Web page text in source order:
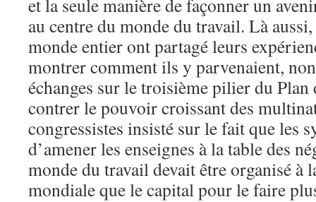
et la seule manière de façonner un
au centre du monde du travail. Là
monde entier ont partagé leurs
montrer comment ils y parvenaient,
échanges sur le troisième pilier du Plan
contrer le pouvoir croissant des
congressistes insisté sur le fait que les
d’amener les enseignes à la table des
monde du travail devait être organisé à
mondiale que le capital pour le faire